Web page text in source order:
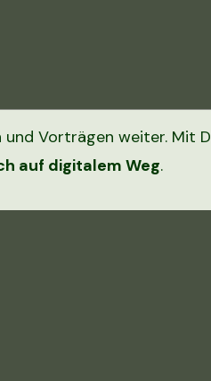
Vorträgen weiter. Mit
auf digitalem Weg.